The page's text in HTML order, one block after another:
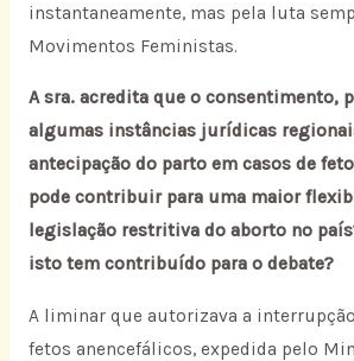
instantaneamente, mas pela luta
Movimentos Feministas.
A sra. acredita que o consentimento,
algumas instâncias jurídicas
antecipação do parto em casos de
pode contribuir para uma maior
legislação restritiva do aborto no
isto tem contribuído para o debate?
A liminar que autorizava a
fetos anencefálicos, expedida pelo